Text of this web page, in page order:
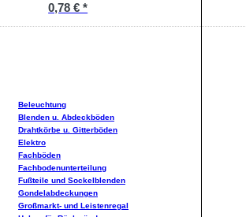
0,78 € *
Beleuchtung
Blenden u. Abdeckböden
Drahtkörbe u. Gitterböden
Elektro
Fachböden
Fachbodenunterteilung
Fußteile und Sockelblenden
Gondelabdeckungen
Großmarkt- und Leistenregal